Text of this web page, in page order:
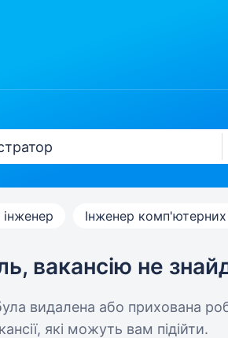
Інженер
вакансію не
видалена або прихована
які можуть вам підійти.